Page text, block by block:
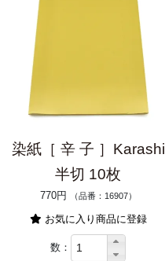
染紙［ 辛 子 ］Karashi
半切 10枚
770円 （品番：16907）
お気に入り商品に登録
数：